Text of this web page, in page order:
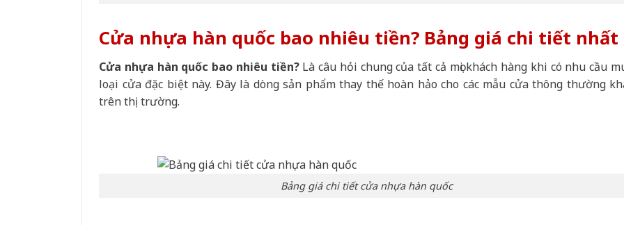
Cửa nhựa hàn quốc bao nhiêu tiền? Bảng giá chi tiết nhất
Cửa nhựa hàn quốc bao nhiêu tiền?Là câu hỏi chung của tất cả mọi khách hàng khi có nhu cầu
loại cửa đặc biệt này. Đây là dòng sản phẩm thay thế hoàn hảo cho các mẫu cửa thông thường
trên thị trường.
Bảng giá chi tiết cửa nhựa hàn quốc